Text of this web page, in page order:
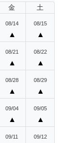
金 土
08/14
▲
08/15
▲
08/21
▲
08/22
▲
08/28
▲
08/29
▲
09/04
▲
09/05
▲
09/11 09/12